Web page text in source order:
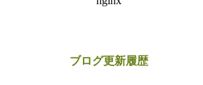
ブログ更新履歴